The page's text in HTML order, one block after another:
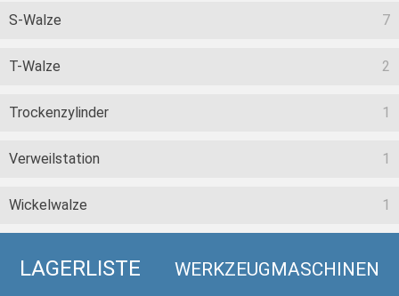
S-Walze 7
T-Walze 2
Trockenzylinder 1
Verweilstation 1
Wickelwalze 1
LAGERLISTE WERKZEUGMASCHINEN